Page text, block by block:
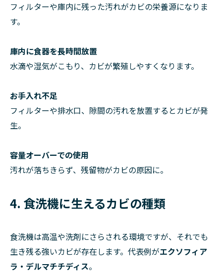
フィルターや庫内に残った汚れがカビの栄養源になりま
す。
庫内に食器を長時間放置
水滴や湿気がこもり、カビが繁殖しやすくなります。
お手入れ不足
フィルターや排水口、隙間の汚れを放置するとカビが発
生。
容量オーバーでの使用
汚れが落ちきらず、残留物がカビの原因に。
4. 食洗機に生えるカビの種類
食洗機は高温や洗剤にさらされる環境ですが、それでも
生き残る強いカビが存在します。代表例がエクソフィア
ラ・デルマチチディス。